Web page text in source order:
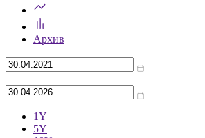
Архив
—
1Y
5Y